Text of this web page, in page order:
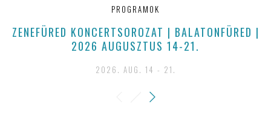
PROGRAMOK
ZENEFÜRED KONCERTSOROZAT | BALATONFÜRED |
2026 AUGUSZTUS 14-21.
2026. AUG. 14 - 21.